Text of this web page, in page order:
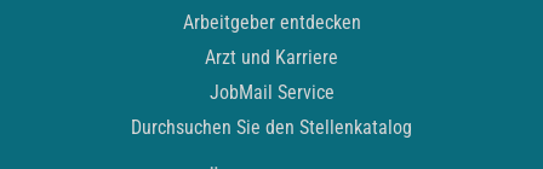
Arbeitgeber entdecken
Arzt und Karriere
JobMail Service
Durchsuchen Sie den Stellenkatalog